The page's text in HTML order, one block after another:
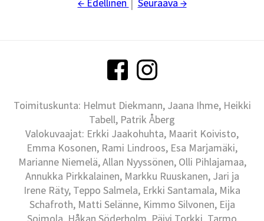
← Edellinen Seuraava →
Toimituskunta: Helmut Diekmann, Jaana Ihme, Heikki
Tabell, Patrik Åberg
Valokuvaajat: Erkki Jaakohuhta, Maarit Koivisto,
Emma Kosonen, Rami Lindroos, Esa Marjamäki,
Marianne Niemelä, Allan Nyyssönen, Olli Pihlajamaa,
Annukka Pirkkalainen, Markku Ruuskanen, Jari ja
Irene Räty, Teppo Salmela, Erkki Santamala, Mika
Schafroth, Matti Selänne, Kimmo Silvonen, Eija